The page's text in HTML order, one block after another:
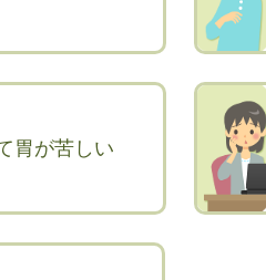
胃が苦しい